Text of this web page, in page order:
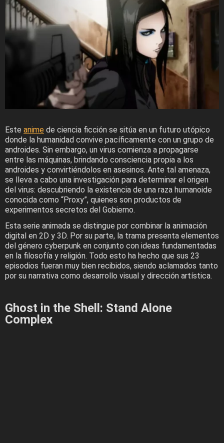
Este anime de ciencia ficción se sitúa en un futuro utópico
donde la humanidad convive pacíficamente con un grupo de
androides. Sin embargo, un virus comienza a propagarse
entre las máquinas, brindando consciencia propia a los
androides y convirtiéndolos en asesinos. Ante tal amenaza,
se lleva a cabo una investigación para determinar el origen
del virus: descubriendo la existencia de una raza humanoide
conocida como “Proxy”, quienes son productos de
experimentos secretos del Gobierno.
Esta serie animada se distingue por combinar la animación
digital en 2D y 3D. Por su parte, la trama presenta elementos
del género cyberpunk en conjunto con ideas fundamentadas
en la filosofía y religión. Todo esto ha hecho que sus 23
episodios fueran muy bien recibidos, siendo aclamados tanto
por su narrativa como desarrollo visual y dirección artística.
Ghost in the Shell: Stand Alone
Complex